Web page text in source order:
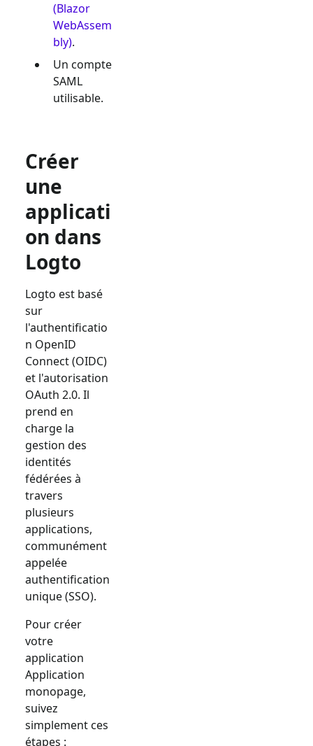
(Blazor
WebAssem
bly).
Un compte
SAML
utilisable.
Créer
une
applicati
on dans
Logto
Logto est basé
sur
l'authentificatio
n OpenID
Connect (OIDC)
et l'autorisation
OAuth 2.0. Il
prend en
charge la
gestion des
identités
fédérées à
travers
plusieurs
applications,
communément
appelée
authentification
unique (SSO).
Pour créer
votre
application
Application
monopage,
suivez
simplement ces
étapes :